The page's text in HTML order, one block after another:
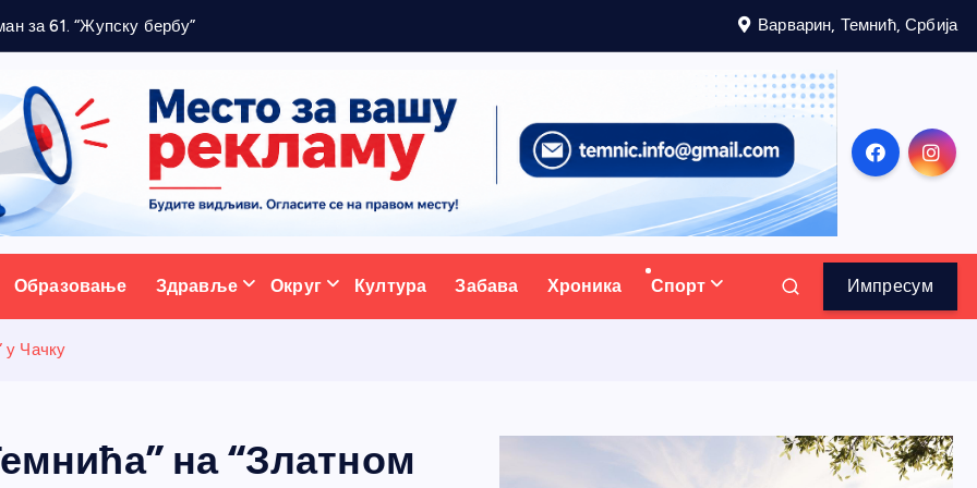
ан за 61. “Жупску бербу” Варварин, Темнић, Србија
портал
Образовање Здравље Округ Култура Забава Хроника Спорт Импресум
у Чачку
на “Златном